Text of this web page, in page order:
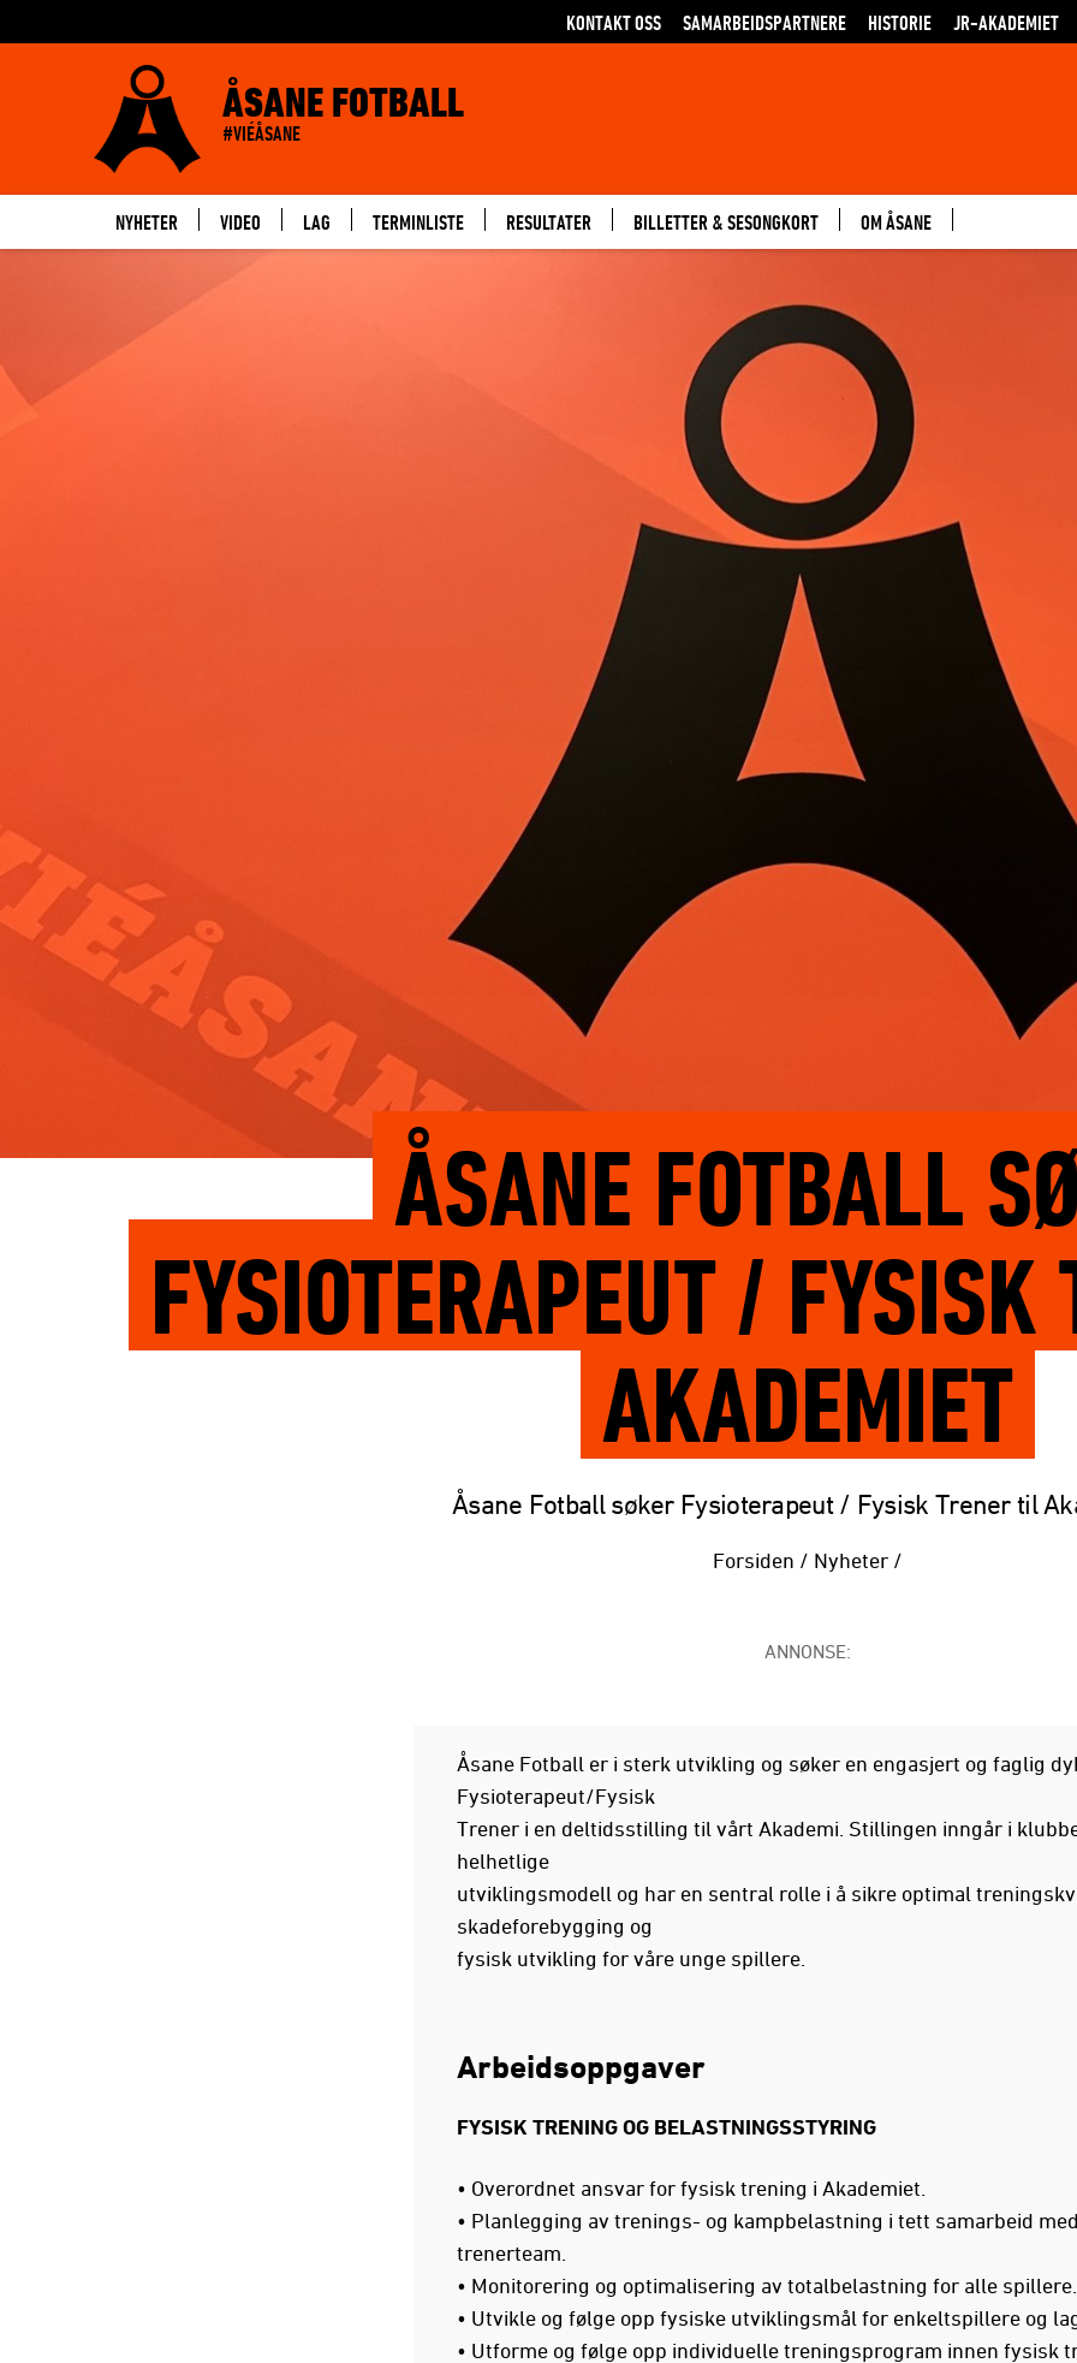
KONTAKT OSS SAMARBEIDSPARTNERE HISTORIE JR-AKADEMIET
ÅSANE FOTBALL
#VIÉÅSANE
NYHETER VIDEO LAG TERMINLISTE RESULTATER BILLETTER & SESONGKORT OM ÅSANE
ÅSANE FOTBALL
FYSIOTERAPEUT / FYSISK
AKADEMIET
Åsane Fotball søker Fysioterapeut / Fysisk Trener til
Forsiden / Nyheter /
ANNONSE:
Åsane Fotball er i sterk utvikling og søker en engasjert og faglig
Fysioterapeut/Fysisk
Trener i en deltidsstilling til vårt Akademi. Stillingen inngår i
helhetlige
utviklingsmodell og har en sentral rolle i å sikre optimal
skadeforebygging og
fysisk utvikling for våre unge spillere.
Arbeidsoppgaver
FYSISK TRENING OG BELASTNINGSSTYRING
• Overordnet ansvar for fysisk trening i Akademiet.
• Planlegging av trenings- og kampbelastning i tett samarbeid med
trenerteam.
• Monitorering og optimalisering av totalbelastning for alle spillere.
• Utvikle og følge opp fysiske utviklingsmål for enkeltspillere og
• Utforme og følge opp individuelle treningsprogram innen fysisk